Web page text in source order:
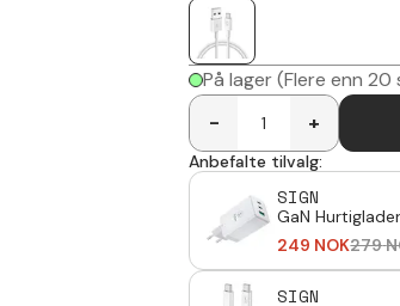
På lager (Flere enn 20
-
+
Anbefalte tilvalg:
SIGN
GaN
249 NOK279
SIGN